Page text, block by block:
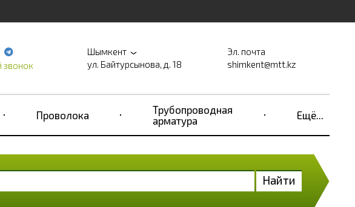
звонок
Шымкент
ул. Байтурсынова, д. 18
Эл. почта
shimkent@mtt.kz
Проволока
Трубопроводная
арматура
Ещё...
Найти